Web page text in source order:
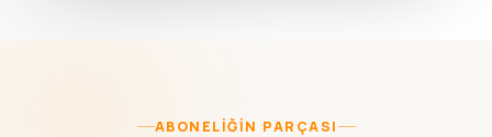
ABONELIĞIN PARÇASI